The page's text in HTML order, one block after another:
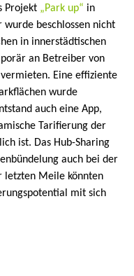
Projekt „Park up“ in
beschlossen nicht
in innerstädtischen
an Betreiber von
Eine effiziente
wurde
auch eine App,
Tarifierung der
ist. Das Hub-Sharing
auch bei der
letzten Meile könnten
mit sich